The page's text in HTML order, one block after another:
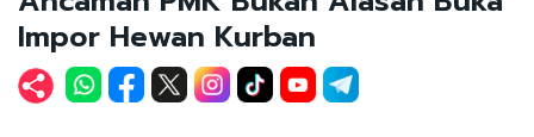
Impor Hewan Kurban